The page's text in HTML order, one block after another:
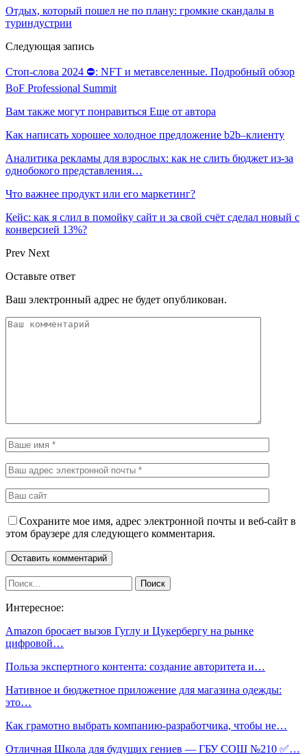
Отдых, который пошел не по плану: громкие скандалы в
туриндустрии
Следующая запись
Стоп-слова 2024 ⛔: NFT и метавселенные. Подробный обзор
BoF Professional Summit
Вам также могут понравиться Еще от автора
Как написать хорошее холодное предложение b2b–клиенту
Аналитика рекламы для взрослых: как не слить бюджет из-за
однобокого представления…
Что важнее продукт или его маркетинг?
Кейс: как я слил в помойку сайт и за свой счёт сделал новый с
конверсией 13%?
Prev Next
Оставьте ответ
Ваш электронный адрес не будет опубликован.
Сохраните мое имя, адрес электронной почты и веб-сайт в
этом браузере для следующего комментария.
Интересное:
Amazon бросает вызов Гуглу и Цукербергу на рынке
цифровой…
Польза экспертного контента: создание авторитета и…
Нативное и бюджетное приложение для магазина одежды:
это…
Как грамотно выбрать компанию-разработчика, чтобы не…
Отличная Школа для будущих гениев — ГБУ СОШ №210 ✅…